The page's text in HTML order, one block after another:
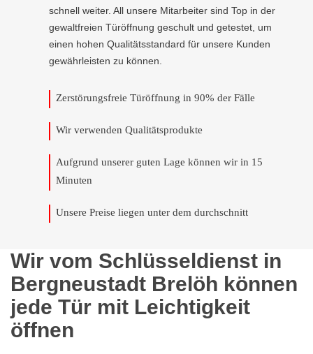
schnell weiter. All unsere Mitarbeiter sind Top in der
gewaltfreien Türöffnung geschult und getestet, um
einen hohen Qualitätsstandard für unsere Kunden
gewährleisten zu können.
Zerstörungsfreie Türöffnung in 90% der Fälle
Wir verwenden Qualitätsprodukte
Aufgrund unserer guten Lage können wir in 15
Minuten
Unsere Preise liegen unter dem durchschnitt
Wir vom Schlüsseldienst in
Bergneustadt Brelöh können
jede Tür mit Leichtigkeit
öffnen